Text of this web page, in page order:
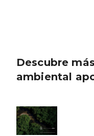
Descubre
ambiental